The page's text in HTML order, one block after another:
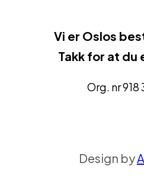
Vi er Oslos
Takk for at du
Org. nr 918
Design by